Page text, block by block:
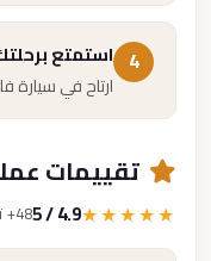
4 استمتع برحلتك
ارتاح في سيارة
تقييمات
★★★★★
4.9 / 5 48+ تقييم